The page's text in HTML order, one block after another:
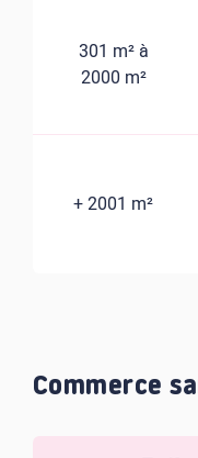
301 m² à
2000 m²
+ 2001 m²
Commerce